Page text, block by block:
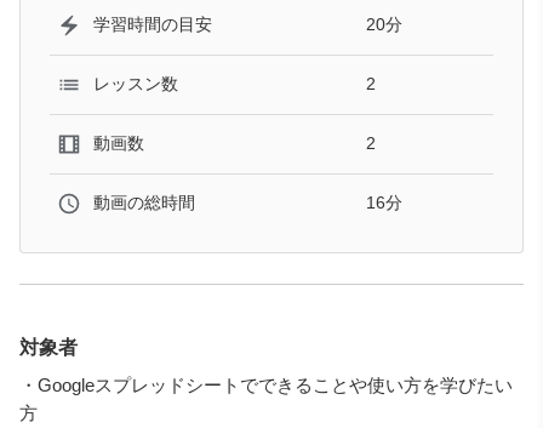
学習時間の目安 20分
レッスン数 2
動画数 2
動画の総時間 16分
対象者
・Googleスプレッドシートでできることや使い方を学びたい
方